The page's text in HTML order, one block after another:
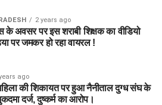
2 years ago
के अवसर पर इस शराबी शिक्षक का वीडियो
पर जमकर हो रहा वायरल !
ago
की शिकायत पर हुआ नैनीताल दुग्ध संघ के
दर्ज, दुष्कर्म का आरोप।